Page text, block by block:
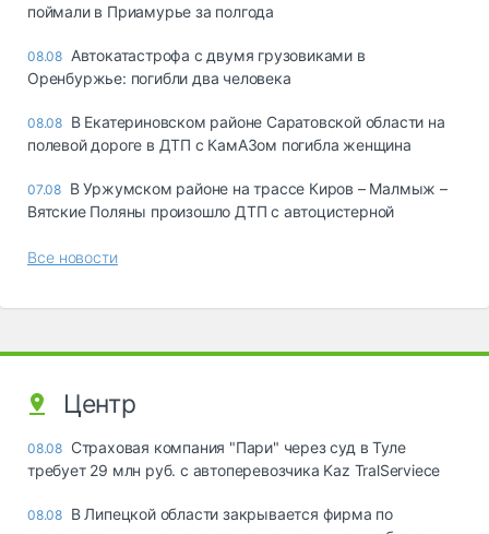
поймали в Приамурье за полгода
08.08 Автокатастрофа с двумя грузовиками в
Оренбуржье: погибли два человека
08.08 В Екатериновском районе Саратовской области на
полевой дороге в ДТП с КамАЗом погибла женщина
07.08 В Уржумском районе на трассе Киров – Малмыж –
Вятские Поляны произошло ДТП с автоцистерной
Все новости
Центр
08.08 Страховая компания "Пари" через суд в Туле
требует 29 млн руб. с автоперевозчика Kaz TralServiece
08.08 В Липецкой области закрывается фирма по